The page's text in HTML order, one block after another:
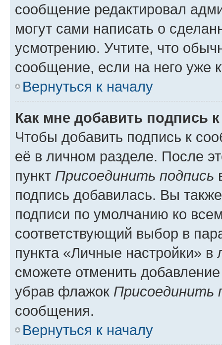
сообщение редактировал
могут сами написать о
усмотрению. Учтите, что
сообщение, если на него уже
Вернуться к началу
Как мне добавить подпись
Чтобы добавить подпись к
её в личном разделе. После
пункт Присоединить подпись
подпись добавилась. Вы
подписи по умолчанию ко
соответствующий выбор в
пункта «Личные настройки»
сможете отменить
убрав флажок Присоединить
сообщения.
Вернуться к началу